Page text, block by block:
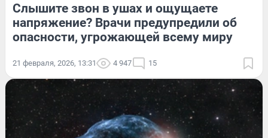
Слышите звон в ушах и ощущаете
напряжение? Врачи предупредили об
опасности, угрожающей всему миру
21 февраля, 2026, 13:31 4 947 15